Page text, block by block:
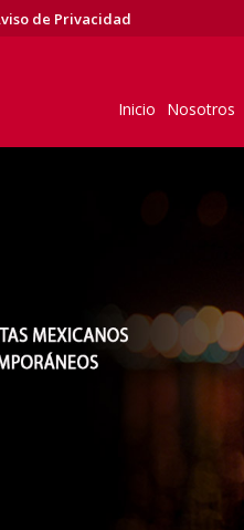
de Privacidad
Inicio Nosotros